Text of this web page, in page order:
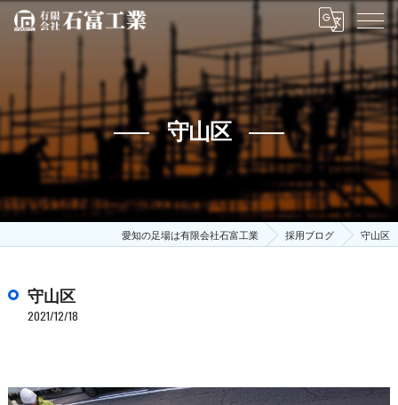
守山区
愛知の足場は有限会社石富工業 採用ブログ 守山区
守山区
2021/12/18